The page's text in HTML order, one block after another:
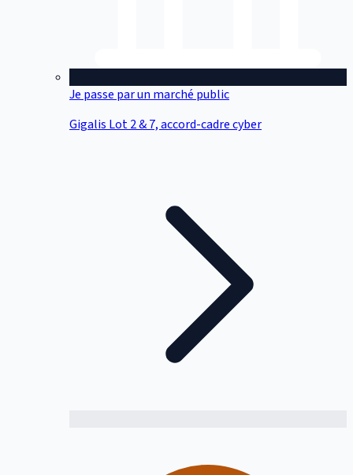
Je passe par un marché public
Gigalis Lot 2 & 7, accord-cadre cyber